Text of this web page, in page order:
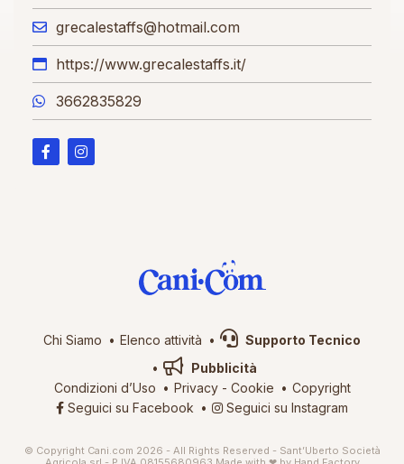
grecalestaffs@hotmail.com
https://www.grecalestaffs.it/
3662835829
Chi Siamo Elenco attività
Supporto Tecnico
Pubblicità
Condizioni d’Uso
Privacy- Cookie
Copyright
Seguici su Facebook
Seguici su Instagram
© Copyright Cani.com 2026 - All Rights Reserved - Sant’Uberto Società